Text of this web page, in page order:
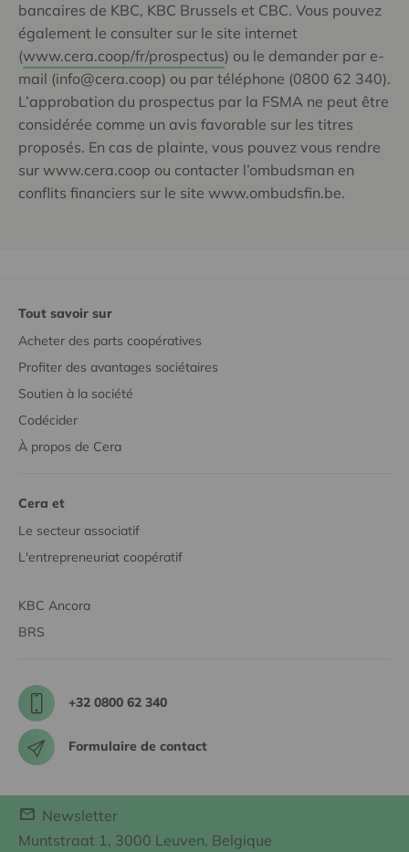
bancaires de KBC, KBC Brussels et CBC. Vous pouvez
également le consulter sur le site internet
(www.cera.coop/fr/prospectus) ou le demander par e-
mail (info@cera.coop) ou par téléphone (0800 62 340).
L’approbation du prospectus par la FSMA ne peut être
considérée comme un avis favorable sur les titres
proposés. En cas de plainte, vous pouvez vous rendre
sur www.cera.coop ou contacter l’ombudsman en
conflits financiers sur le site www.ombudsfin.be.
Tout savoir sur
Acheter des parts coopératives
Profiter des avantages sociétaires
Soutien à la société
Codécider
À propos de Cera
Cera et
Le secteur associatif
L'entrepreneuriat coopératif
KBC Ancora
BRS
+32 0800 62 340
Formulaire de contact
Newsletter
Muntstraat 1, 3000 Leuven, Belgique